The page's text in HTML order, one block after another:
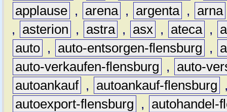
applause , arena , argenta , arna
,
asterion , astra , asx , ateca ,
auto , auto-entsorgen-flensburg ,
auto-verkaufen-flensburg
,
auto-
autoankauf , autoankauf-flensburg
autoexport-flensburg
,
autohandel-